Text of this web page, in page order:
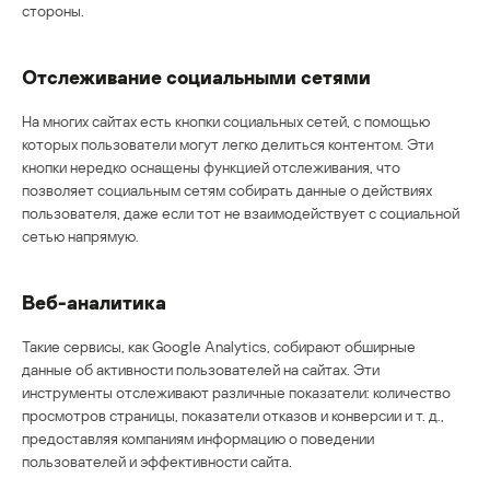
стороны.
Отслеживание социальными сетями
На многих сайтах есть кнопки социальных сетей, с помощью
которых пользователи могут легко делиться контентом. Эти
кнопки нередко оснащены функцией отслеживания, что
позволяет социальным сетям собирать данные о действиях
пользователя, даже если тот не взаимодействует с социальной
сетью напрямую.
Веб-аналитика
Такие сервисы, как Google Analytics, собирают обширные
данные об активности пользователей на сайтах. Эти
инструменты отслеживают различные показатели: количество
просмотров страницы, показатели отказов и конверсии и т. д.,
предоставляя компаниям информацию о поведении
пользователей и эффективности сайта.